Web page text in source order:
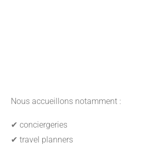
Nous accueillons notamment :
✔ conciergeries
✔ travel planners